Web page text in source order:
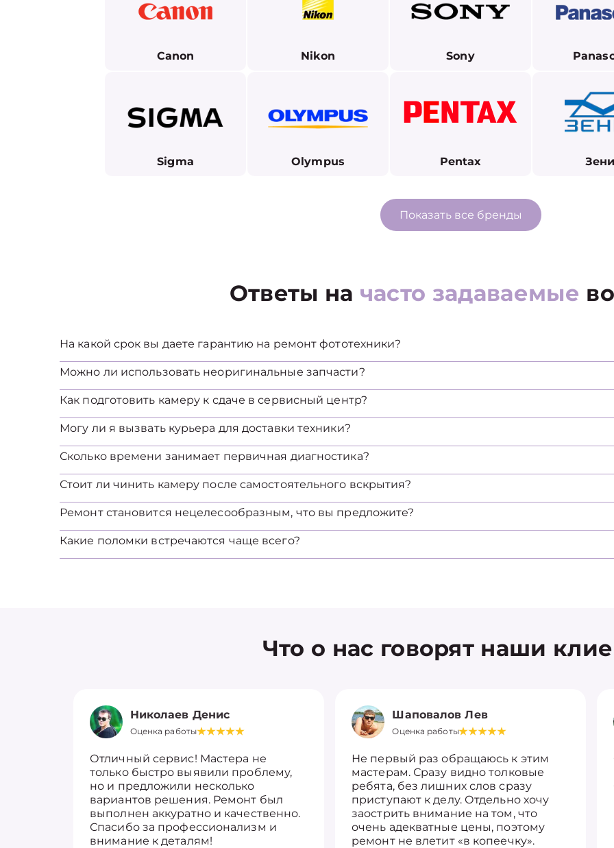
Canon Nikon Sony
Sigma Olympus Pentax
Показать все бренды
Ответы на часто задаваемые
На какой срок вы даете гарантию на ремонт фототехники?
Можно ли использовать неоригинальные запчасти?
Как подготовить камеру к сдаче в сервисный центр?
Могу ли я вызвать курьера для доставки техники?
Сколько времени занимает первичная диагностика?
Стоит ли чинить камеру после самостоятельного вскрытия?
Ремонт становится нецелесообразным, что вы предложите?
Какие поломки встречаются чаще всего?
Что о нас говорят наши
Николаев Денис
Оценка работы
Отличный сервис! Мастера не
только быстро выявили проблему,
но и предложили несколько
вариантов решения. Ремонт был
выполнен аккуратно и качественно.
Спасибо за профессионализм и
внимание к деталям!
Шаповалов Лев
Оценка работы
Не первый раз обращаюсь к этим
мастерам. Сразу видно толковые
ребята, без лишних слов сразу
приступают к делу. Отдельно хочу
заострить внимание на том, что
очень адекватные цены, поэтому
ремонт не влетит «в копеечку».